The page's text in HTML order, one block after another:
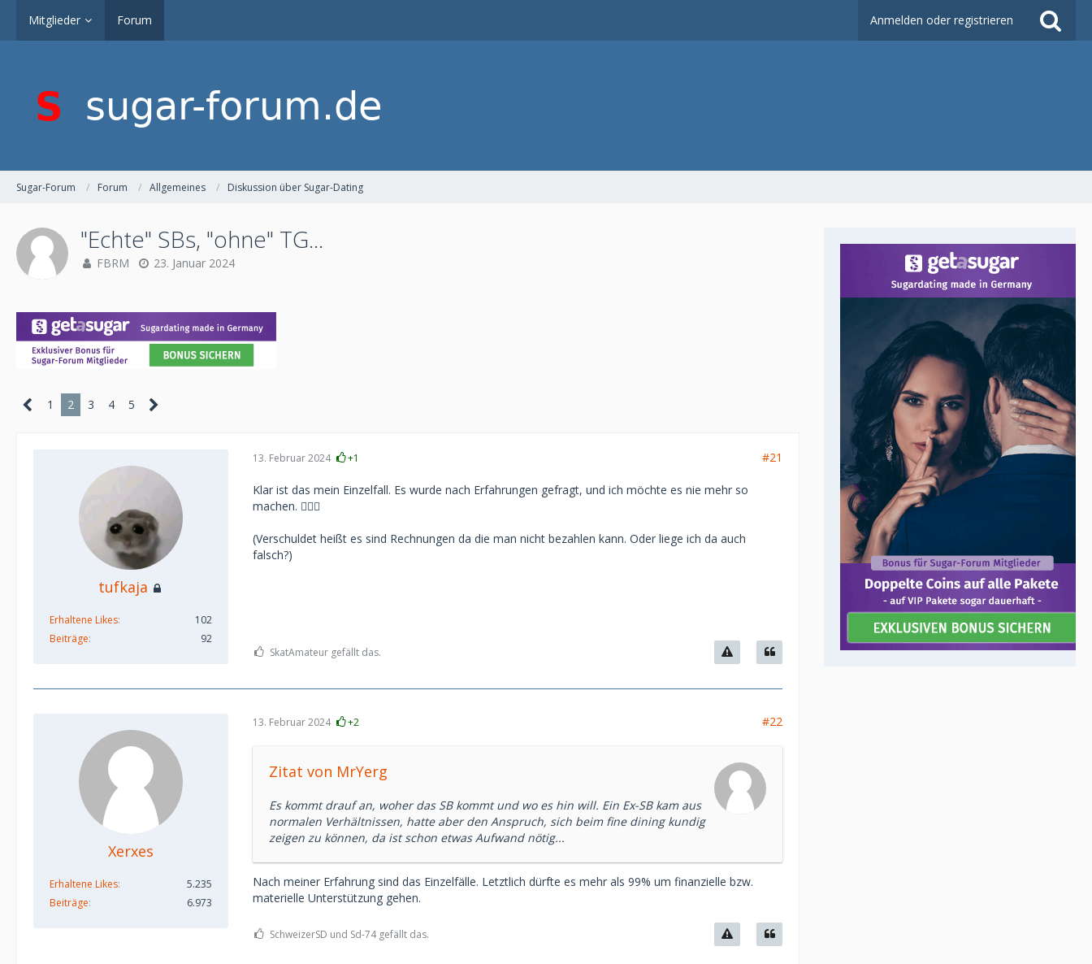
Mitglieder Forum Anmelden oder registrieren
Sugar-Forum Forum Allgemeines Diskussion über Sugar-Dating
"Echte" SBs, "ohne" TG...
FBRM 23. Januar 2024
1 2 3 4 5
tufkaja
Erhaltene Likes
102
Beiträge
92
13. Februar 2024 +1 #21
Klar ist das mein Einzelfall. Es wurde nach Erfahrungen gefragt, und ich möchte es nie mehr so
machen. 🤷🏻‍♀️
(Verschuldet heißt es sind Rechnungen da die man nicht bezahlen kann. Oder liege ich da auch
falsch?)
SkatAmateur gefällt das.
Xerxes
Erhaltene Likes
5.235
Beiträge
6.973
13. Februar 2024 +2 #22
Zitat von MrYerg
Es kommt drauf an, woher das SB kommt und wo es hin will. Ein Ex-SB kam aus
normalen Verhältnissen, hatte aber den Anspruch, sich beim fine dining kundig
zeigen zu können, da ist schon etwas Aufwand nötig...
Nach meiner Erfahrung sind das Einzelfälle. Letztlich dürfte es mehr als 99% um finanzielle bzw.
materielle Unterstützung gehen.
SchweizerSD und Sd-74 gefällt das.